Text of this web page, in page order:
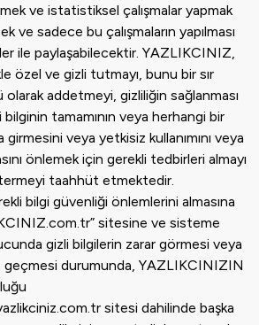
ve istatistiksel çalışmalar yapmak
ve sadece bu çalışmaların yapılması
ile paylaşabilecektir. YAZLIKCINIZ,
özel ve gizli tutmayı, bunu bir sır
olarak addetmeyi, gizliliğin sağlanması
tamamının veya herhangi bir
girmesini veya yetkisiz kullanımını veya
önlemek için gerekli tedbirleri almayı
taahhüt etmektedir.
bilgi güvenliği önlemlerini almasına
sitesine ve sisteme
gizli bilgilerin zarar görmesi veya
geçmesi durumunda, YAZLIKCINIZIN
sitesi dahilinde başka